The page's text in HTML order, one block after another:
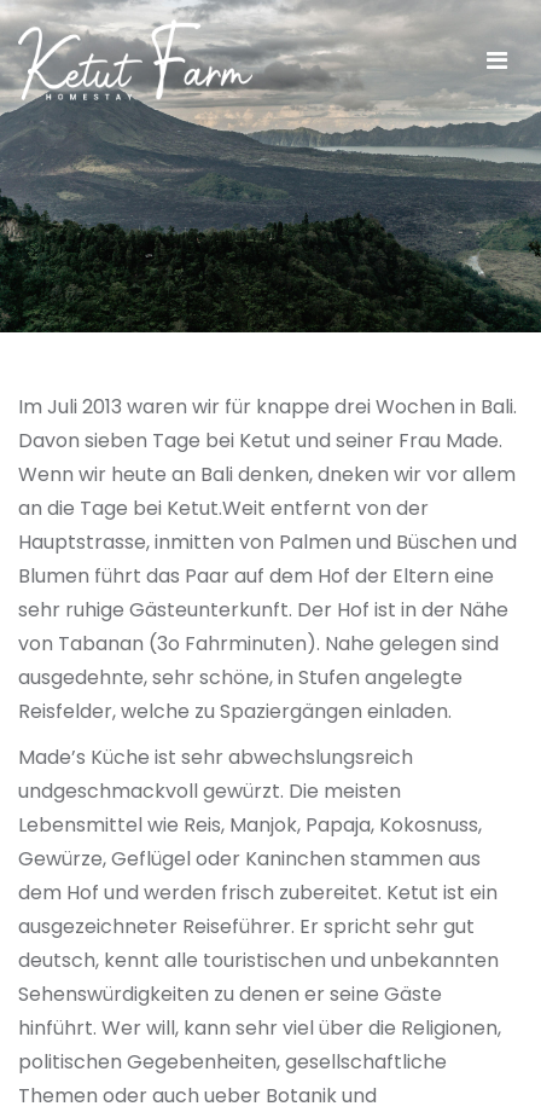
Im Juli 2013 waren wir für knappe drei Wochen in Bali.
Davon sieben Tage bei Ketut und seiner Frau Made.
Wenn wir heute an Bali denken, dneken wir vor allem
an die Tage bei Ketut.Weit entfernt von der
Hauptstrasse, inmitten von Palmen und Büschen und
Blumen führt das Paar auf dem Hof der Eltern eine
sehr ruhige Gästeunterkunft. Der Hof ist in der Nähe
von Tabanan (3o Fahrminuten). Nahe gelegen sind
ausgedehnte, sehr schöne, in Stufen angelegte
Reisfelder, welche zu Spaziergängen einladen.
Made’s Küche ist sehr abwechslungsreich
undgeschmackvoll gewürzt. Die meisten
Lebensmittel wie Reis, Manjok, Papaja, Kokosnuss,
Gewürze, Geflügel oder Kaninchen stammen aus
dem Hof und werden frisch zubereitet. Ketut ist ein
ausgezeichneter Reiseführer. Er spricht sehr gut
deutsch, kennt alle touristischen und unbekannten
Sehenswürdigkeiten zu denen er seine Gäste
hinführt. Wer will, kann sehr viel über die Religionen,
politischen Gegebenheiten, gesellschaftliche
Themen oder auch ueber Botanik und